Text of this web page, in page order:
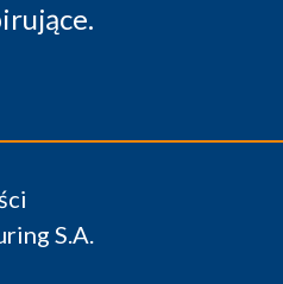
bardzo przydatne.